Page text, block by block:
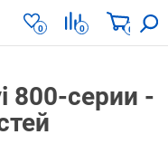
0 0 0
800-серии -